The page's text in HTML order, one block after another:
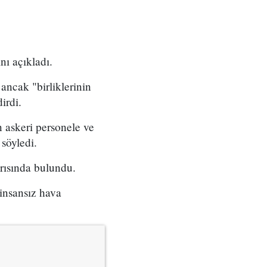
açıkladı.
ancak "birliklerinin
personele ve
bulundu.
hava